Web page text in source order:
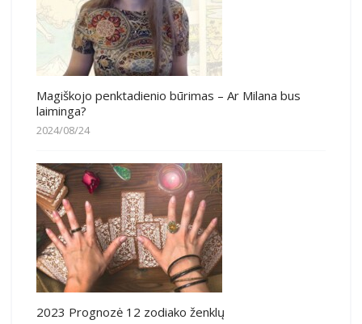
Magiškojo penktadienio būrimas – Ar Milana bus
laiminga?
2024/08/24
2023 Prognozė 12 zodiako ženklų